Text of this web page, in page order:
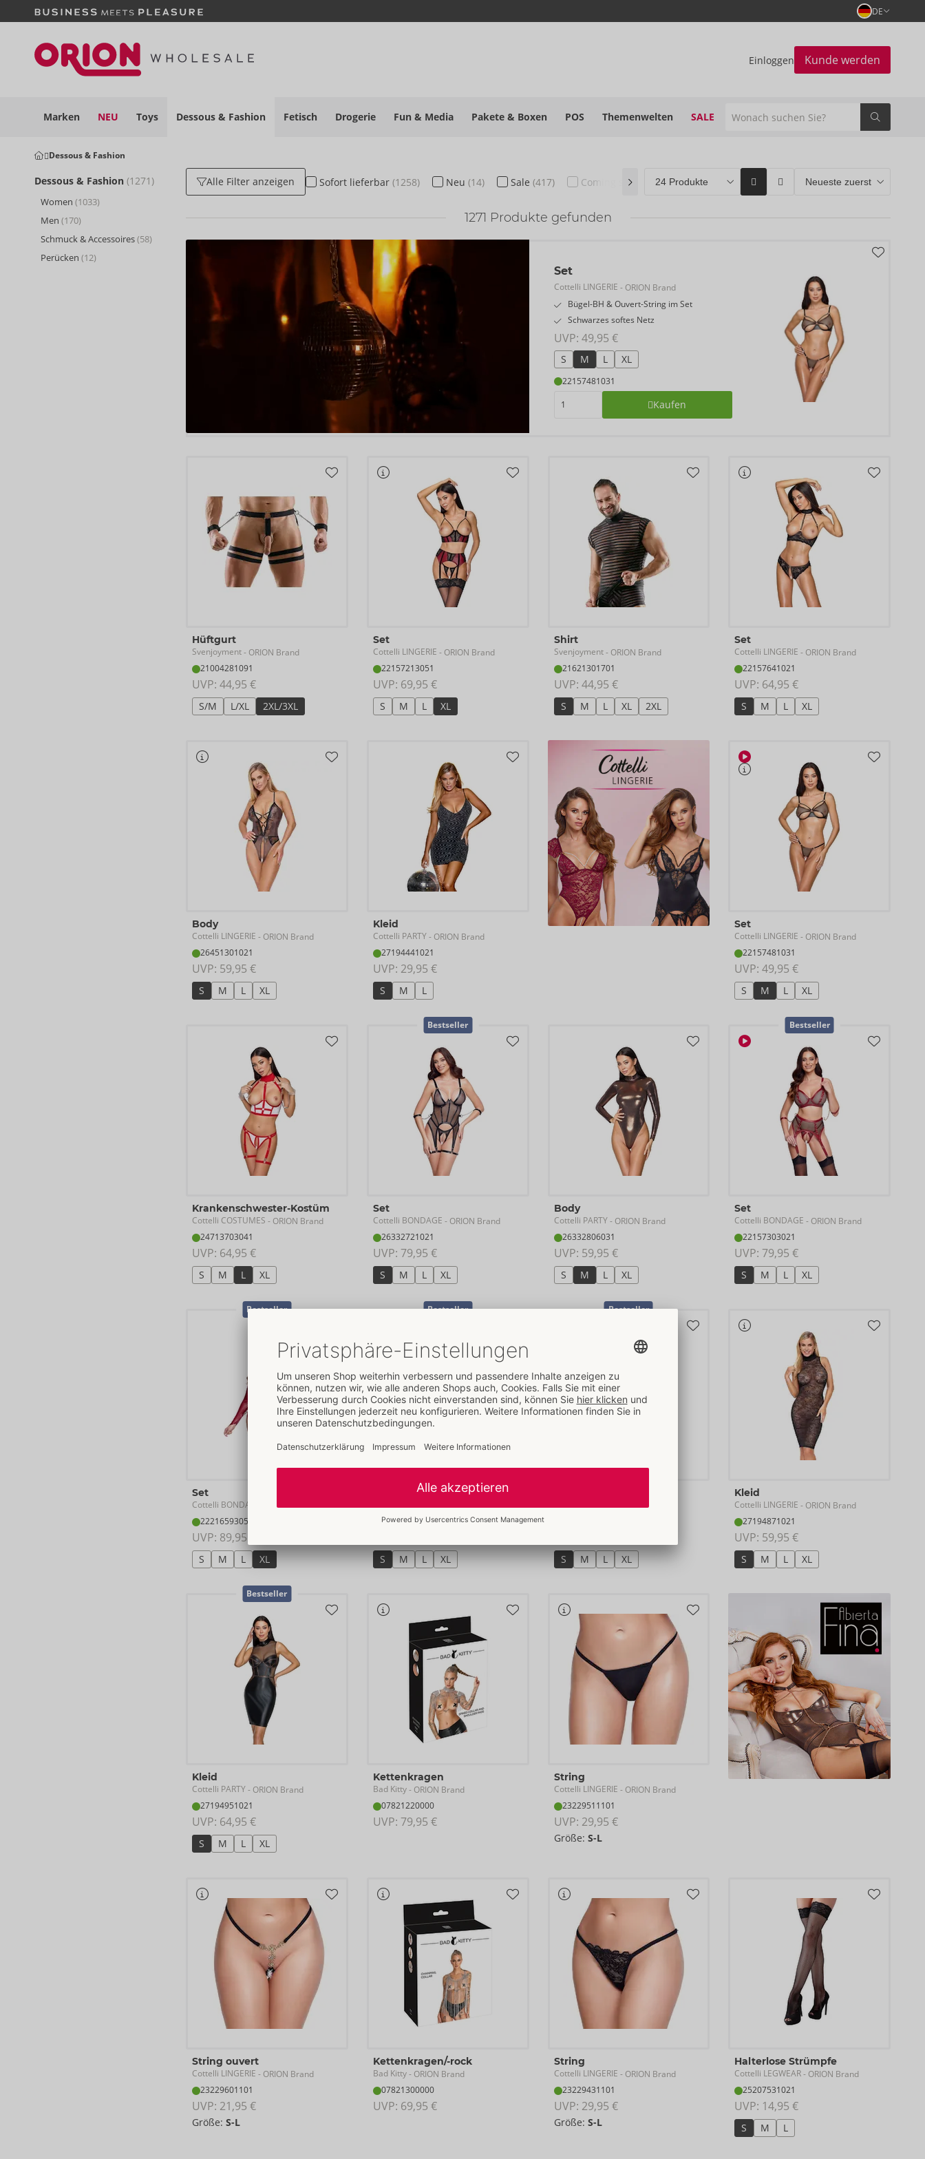
DE
Einloggen Kunde werden
Marken NEU Toys Dessous & Fashion Fetisch Drogerie Fun & Media Pakete & Boxen POS Themenwelten SALE
Dessous & Fashion
Dessous & Fashion (1271)
Women (1033)
Men (170)
Schmuck & Accessoires(58)
Perücken (12)
Alle Filter anzeigen Sofort lieferbar (1258) Neu (14) Sale (417) Coming soon ORION Brands (880) Bestseller(34)
1271 Produkte gefunden
Hüftgurt
Svenjoyment- ORION Brand
21004281091
UVP: 44,95 €
S/M L/XL 2XL/3XL
Set
Cottelli LINGERIE - ORION Brand
22157213051
UVP: 69,95 €
S M L XL
Shirt
Svenjoyment- ORION Brand
21621301701
UVP: 44,95 €
S M L XL 2XL
Set
Cottelli LINGERIE - ORION Brand
22157641021
UVP: 64,95 €
S M L XL
Body
Cottelli LINGERIE - ORION Brand
26451301021
UVP: 59,95 €
S M L XL
Kleid
Cottelli PARTY- ORION Brand
27194441021
UVP: 29,95 €
S M L
Set
Cottelli LINGERIE - ORION Brand
Bügel-BH & Ouvert-String im Set
Schwarzes softes Netz
UVP: 49,95 €
S M L XL
22157481031
Kaufen
Set
Cottelli LINGERIE - ORION Brand
22157481031
UVP: 49,95 €
S M L XL
Krankenschwester-Kostüm
Cottelli COSTUMES - ORION Brand
24713703041
UVP: 64,95 €
S M L XL
Bestseller
Set
Cottelli BONDAGE - ORION Brand
26332721021
UVP: 79,95 €
S M L XL
Body
Cottelli PARTY- ORION Brand
26332806031
UVP: 59,95 €
S M L XL
Bestseller
Set
Cottelli BONDAGE - ORION Brand
22157303021
UVP: 79,95 €
S M L XL
Bestseller
Set
Cottelli BONDAGE
- ORION Brand
22216593051
UVP: 89,95 €
S M L XL
Bestseller
- ORION Brand
26451491021
S M L XL
Bestseller
- ORION Brand
S M L XL
Kleid
Cottelli LINGERIE - ORION Brand
27194871021
UVP: 59,95 €
S M L XL
Bestseller
Kleid
Cottelli PARTY- ORION Brand
27194951021
UVP: 64,95 €
S M L XL
Kettenkragen
Bad Kitty- ORION Brand
07821220000
UVP: 79,95 €
String
Cottelli LINGERIE - ORION Brand
23229511101
UVP: 29,95 €
Größe: S-L
String ouvert
Cottelli LINGERIE - ORION Brand
23229601101
UVP: 21,95 €
Größe: S-L
Kettenkragen/-rock
Bad Kitty- ORION Brand
07821300000
UVP: 69,95 €
String
Cottelli LINGERIE - ORION Brand
23229431101
UVP: 29,95 €
Größe: S-L
Halterlose Strümpfe
Cottelli LEGWEAR- ORION Brand
25207531021
UVP: 14,95 €
S M L